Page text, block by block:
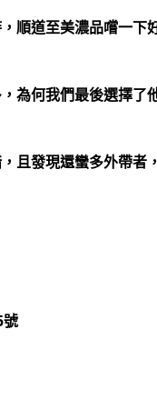
順道至美濃品嚐一下
為何我們最後選擇
且發現還蠻多外帶者
號